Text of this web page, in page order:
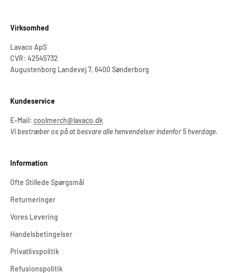
Virksomhed
Lavaco ApS
CVR: 42545732
Augustenborg Landevej 7, 6400 Sønderborg
Kundeservice
E-Mail: coolmerch@lavaco.dk
Vi bestræber os på at besvare alle henvendelser indenfor 5 hverdage.
Information
Ofte Stillede Spørgsmål
Returneringer
Vores Levering
Handelsbetingelser
Privatlivspolitik
Refusionspolitik